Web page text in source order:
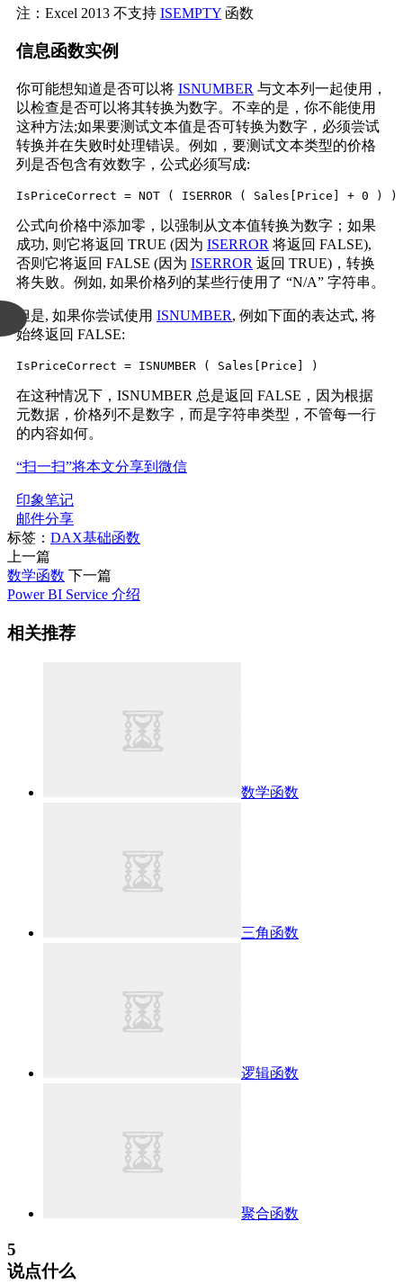
注：Excel 2013 不支持 ISEMPTY 函数
信息函数实例
你可能想知道是否可以将 ISNUMBER 与文本列一起使用，
以检查是否可以将其转换为数字。不幸的是，你不能使用
这种方法;如果要测试文本值是否可转换为数字，必须尝试
转换并在失败时处理错误。例如，要测试文本类型的价格
列是否包含有效数字，公式必须写成:
IsPriceCorrect = NOT ( ISERROR ( Sales[Price] + 0 ) )
公式向价格中添加零，以强制从文本值转换为数字；如果
成功, 则它将返回 TRUE (因为 ISERROR 将返回 FALSE),
否则它将返回 FALSE (因为 ISERROR 返回 TRUE)，转换
将失败。例如, 如果价格列的某些行使用了 “N/A” 字符串。
但是, 如果你尝试使用 ISNUMBER, 例如下面的表达式, 将
始终返回 FALSE:
IsPriceCorrect = ISNUMBER ( Sales[Price] )
在这种情况下，ISNUMBER 总是返回 FALSE，因为根据
元数据，价格列不是数字，而是字符串类型，不管每一行
的内容如何。
“扫一扫”将本文分享到微信
印象笔记
邮件分享
标签： DAX基础函数
上一篇
数学函数 下一篇
Power BI Service 介绍
相关推荐
数学函数
三角函数
逻辑函数
聚合函数
5
说点什么